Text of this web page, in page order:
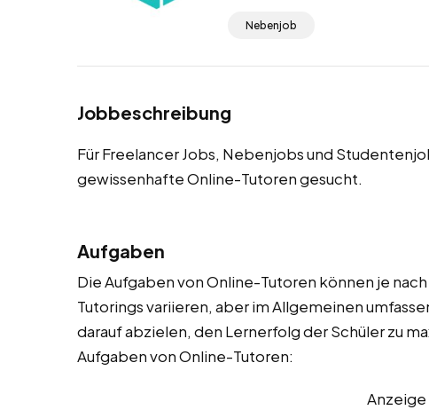
Nebenjob
Jobbeschreibung
Für Freelancer Jobs, Nebenjobs und
gewissenhafte Online-Tutoren gesucht.
Aufgaben
Die Aufgaben von Online-Tutoren können je
Tutorings variieren, aber im Allgemeinen
darauf abzielen, den Lernerfolg der Schüler zu
Aufgaben von Online-Tutoren:
Anzeige